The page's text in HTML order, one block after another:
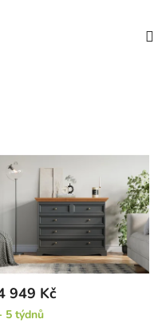
949 Kč
5 týdnů